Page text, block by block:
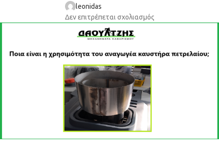
leonidas
Δεν επιτρέπεται σχολιασμός